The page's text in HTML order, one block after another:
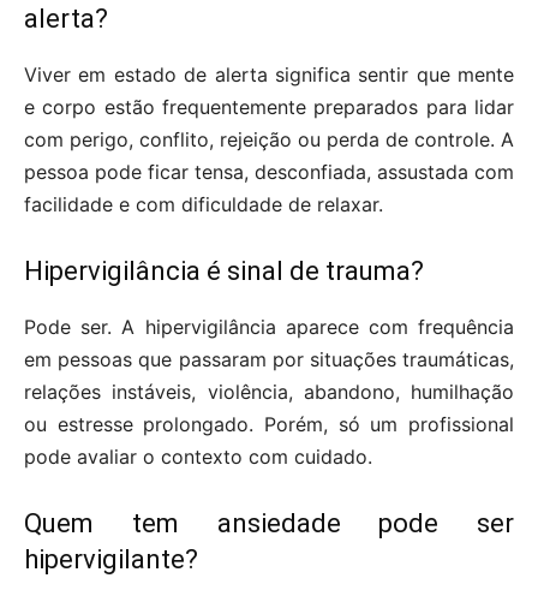
alerta?
Viver em estado de alerta significa sentir que mente
e corpo estão frequentemente preparados para lidar
com perigo, conflito, rejeição ou perda de controle. A
pessoa pode ficar tensa, desconfiada, assustada com
facilidade e com dificuldade de relaxar.
Hipervigilância é sinal de trauma?
Pode ser. A hipervigilância aparece com frequência
em pessoas que passaram por situações traumáticas,
relações instáveis, violência, abandono, humilhação
ou estresse prolongado. Porém, só um profissional
pode avaliar o contexto com cuidado.
Quem tem ansiedade pode ser
hipervigilante?